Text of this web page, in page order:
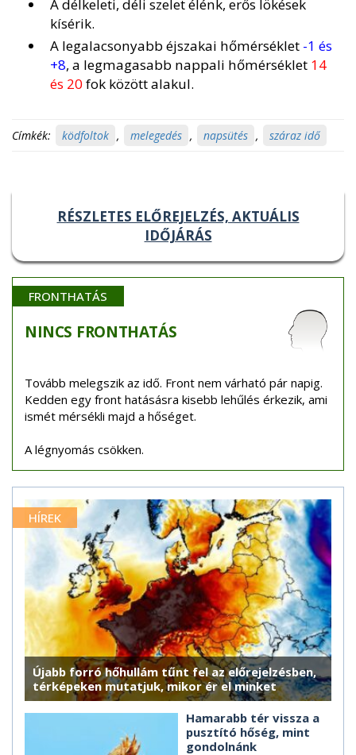
A délkeleti, déli szelet élénk, erős lökések
kísérik.
A legalacsonyabb éjszakai hőmérséklet -1 és
+8, a legmagasabb nappali hőmérséklet 14
és 20fok között alakul.
Címkék: ködfoltok , melegedés , napsütés , száraz idő
RÉSZLETES ELŐREJELZÉS, AKTUÁLIS
IDŐJÁRÁS
FRONTHATÁS
NINCS FRONTHATÁS
Tovább melegszik az idő. Front nem várható pár napig.
Kedden egy front hatásásra kisebb lehűlés érkezik, ami
ismét mérsékli majd a hőséget.
A légnyomás csökken.
HÍREK
Újabb forró hőhullám tűnt fel az előrejelzésben,
térképeken mutatjuk, mikor ér el minket
Hamarabb tér vissza a
pusztító hőség, mint
gondolnánk